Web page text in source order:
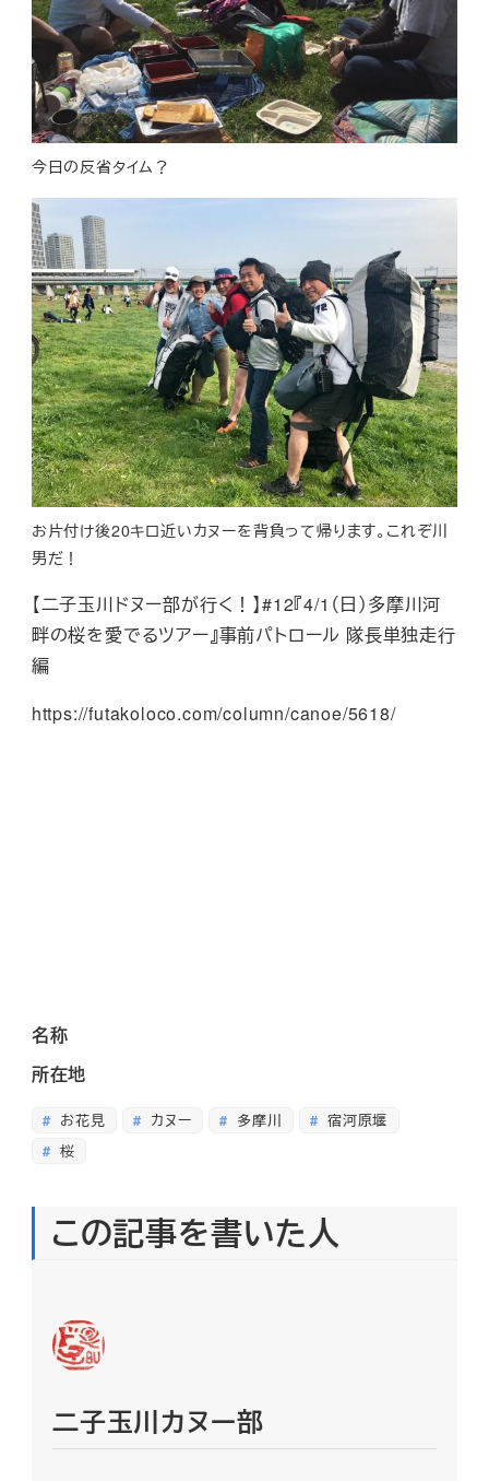
今日の反省タイム？
お片付け後20キロ近いカヌーを背負って帰ります。これぞ川
男だ！
【二子玉川ドヌー部が行く！】#12『4/1（日）多摩川河
畔の桜を愛でるツアー』事前パトロール 隊長単独走行
編
https://futakoloco.com/column/canoe/5618/
名称
所在地
お花見 カヌー 多摩川
宿河原堰
桜
この記事を書いた人
二子玉川カヌー部